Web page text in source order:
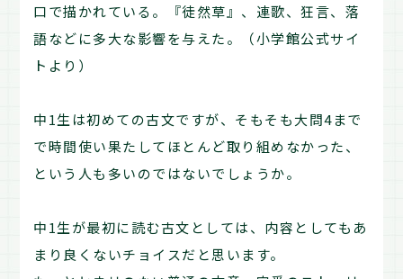
口で描かれている。『徒然草』、連歌、狂言、落
語などに多大な影響を与えた。（小学館公式サイ
トより）
中1生は初めての古文ですが、そもそも大問4まで
で時間使い果たしてほとんど取り組めなかった、
という人も多いのではないでしょうか。
中1生が最初に読む古文としては、内容としてもあ
まり良くないチョイスだと思います。